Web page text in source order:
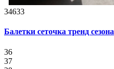
34633
Балетки сеточка тренд сезона
36
37